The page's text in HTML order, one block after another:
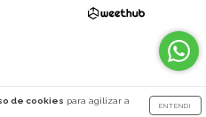
de cookies para agilizar a
ENTENDI